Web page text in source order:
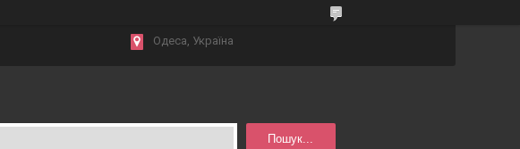
Одеса, Україна
Пошук...